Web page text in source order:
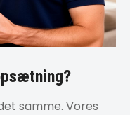
samme. Vores